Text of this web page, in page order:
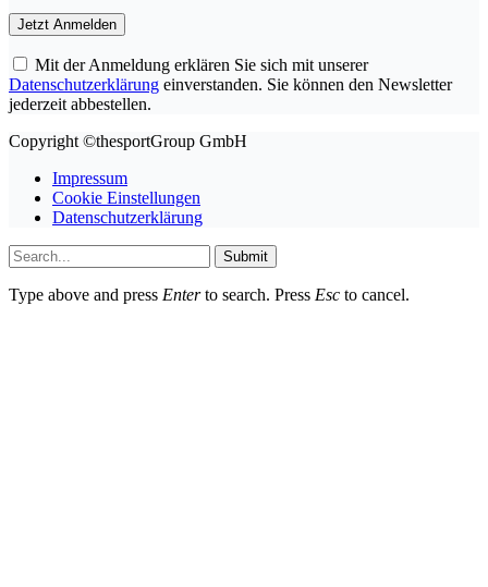
Mit der Anmeldung erklären Sie sich mit unserer
Datenschutzerklärung einverstanden. Sie können den Newsletter
jederzeit abbestellen.
Copyright ©thesportGroup GmbH
Impressum
Cookie Einstellungen
Datenschutzerklärung
Submit
Type above and press Enterto search. Press Esc to cancel.